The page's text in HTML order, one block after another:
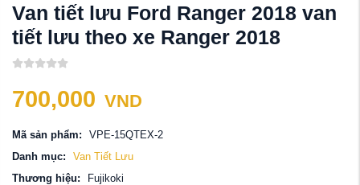
Van tiết lưu Ford Ranger 2018 van
tiết lưu theo xe Ranger 2018
700,000 VND
Mã sản phẩm:
VPE-15QTEX-2
Danh mục:
Van Tiết Lưu
Thương hiệu:
Fujikoki